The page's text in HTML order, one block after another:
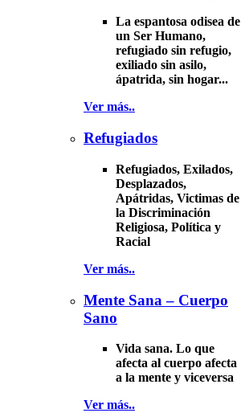
La espantosa odisea de
un Ser Humano,
refugiado sin refugio,
exiliado sin asilo,
ápatrida, sin hogar...
Ver más..
Refugiados
Refugiados, Exilados,
Desplazados,
Apátridas, Victimas de
la Discriminación
Religiosa, Política y
Racial
Ver más..
Mente Sana – Cuerpo
Sano
Vida sana. Lo que
afecta al cuerpo afecta
a la mente y viceversa
Ver más..